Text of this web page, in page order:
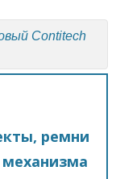
Contitech
ремни